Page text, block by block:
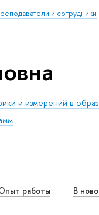
и сотрудники
и измерений в
работы В